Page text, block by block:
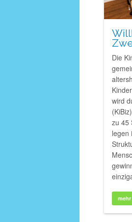
Die
wird
zu 45
legen
mehr